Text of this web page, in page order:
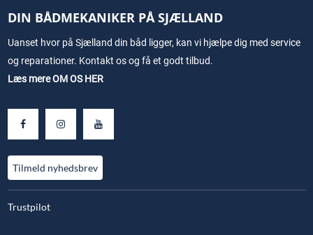
DIN BÅDMEKANIKER PÅ SJÆLLAND
Uanset hvor på Sjælland din båd ligger, kan vi hjælpe dig med service
og reparationer. Kontakt os og få et godt tilbud.
Læs mereOM OS HER
Tilmeld nyhedsbrev
Trustpilot